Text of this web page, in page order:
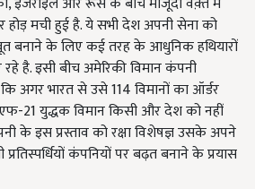
मची हुई है. ये सभी देश अपनी सेना को
बनाने के लिए कई तरह के आधुनिक हथियारों
है. इसी बीच अमेरिकी विमान कंपनी
अगर भारत से उसे 114 विमानों का ऑर्डर
21 युद्धक विमान किसी और देश को नहीं
के इस प्रस्ताव को रक्षा विशेषज्ञ उसके अपने
कंपनियों पर बढ़त बनाने के प्रयास